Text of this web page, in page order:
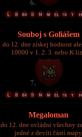
Souboj s Goliášem
do 12. dne získej hodnost
10000 v 1. 2. 3. nebo K
Megaloman
do 12. dne ovládni všechny
jedné z devíti částí mapy